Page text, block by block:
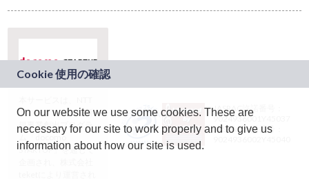
ドコモグループの新
規事業創出プログラ
ム「docomo
STARTUP」を通じて
JASRAC許諾番号：
9024936001Y45037
JASRAC許諾番号：
On our website we use some cookies. These are
necessary for our site to work properly and to give us
information about how our site is used.